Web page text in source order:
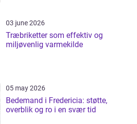
03 june 2026
Træbriketter som effektiv og
miljøvenlig varmekilde
05 may 2026
Bedemand i Fredericia: støtte,
overblik og ro i en svær tid